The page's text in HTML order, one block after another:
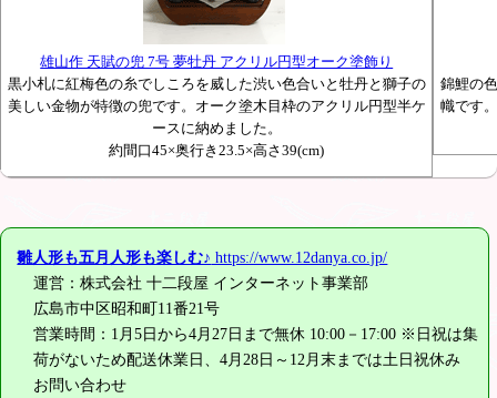
雄山作 天賦の兜 7号 夢牡丹 アクリル円型オーク塗飾り
黒小札に紅梅色の糸でしころを威した渋い色合いと牡丹と獅子の
美しい金物が特徴の兜です。オーク塗木目枠のアクリル円型半ケ
ースに納めました。
約間口45×奥行き23.5×高さ39(cm)
錦鯉の
幟です
雛人形も五月人形も楽しむ♪ https://www.12danya.co.jp/
運営：株式会社 十二段屋 インターネット事業部
広島市中区昭和町11番21号
営業時間：1月5日から4月27日まで無休 10:00－17:00 ※日祝は集
荷がないため配送休業日、4月28日～12月末までは土日祝休み
お問い合わせ